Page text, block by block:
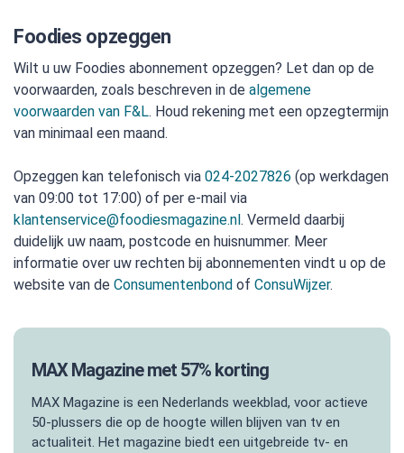
Foodies opzeggen
Wilt u uw Foodies abonnement opzeggen? Let dan op de
voorwaarden, zoals beschreven in de algemene
voorwaarden van F&L. Houd rekening met een opzegtermijn
van minimaal een maand.
Opzeggen kan telefonisch via 024-2027826 (op werkdagen
van 09:00 tot 17:00) of per e-mail via
klantenservice@foodiesmagazine.nl. Vermeld daarbij
duidelijk uw naam, postcode en huisnummer. Meer
informatie over uw rechten bij abonnementen vindt u op de
website van de Consumentenbond of ConsuWijzer.
MAX Magazine met 57% korting
MAX Magazine is een Nederlands weekblad, voor actieve
50-plussers die op de hoogte willen blijven van tv en
actualiteit. Het magazine biedt een uitgebreide tv- en